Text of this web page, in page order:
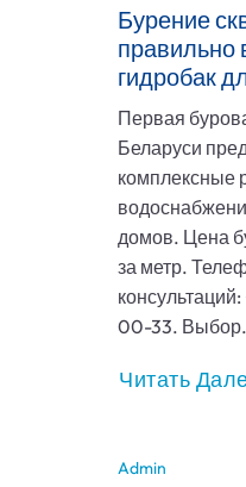
Бурение
правильно
гидробак
Первая
Беларуси
комплексные
домов. Цена
за метр.
00-33.
Читать
Admin